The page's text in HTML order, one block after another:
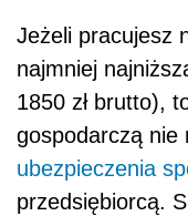
Jeżeli pracujesz
najmniej
1850 zł brutto),
gospodarczą nie
ubezpieczenia
przedsiębiorcą.